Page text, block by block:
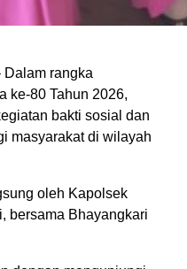
Dalam rangka
ke-80 Tahun 2026,
bakti sosial dan
masyarakat di wilayah
oleh Kapolsek
bersama Bhayangkari